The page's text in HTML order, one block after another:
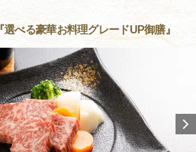
べる豪華お料理グレードUP御膳』